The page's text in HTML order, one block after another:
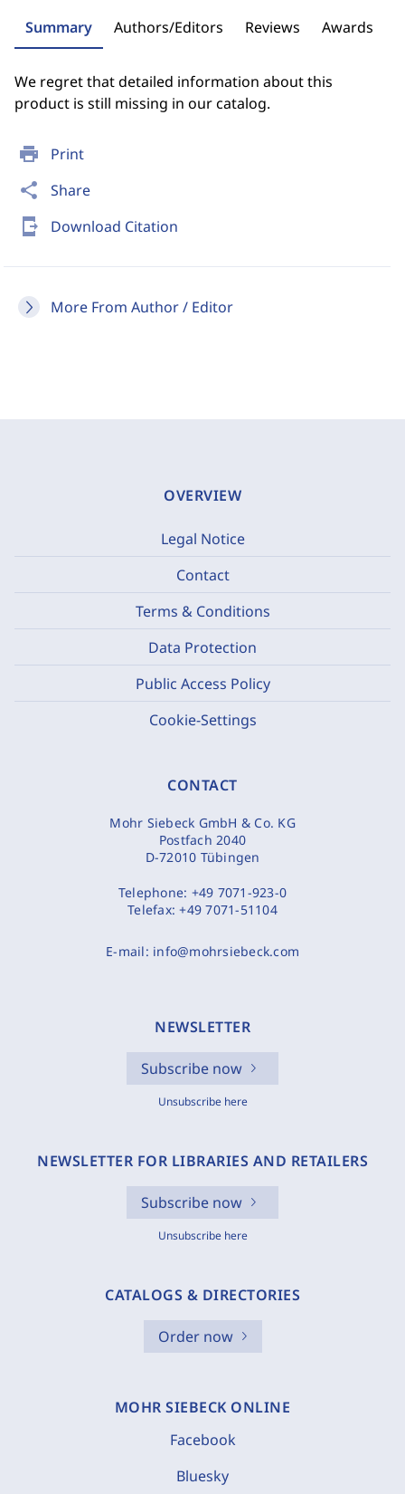
print Print
share Share
send_to_mobile Download Citation
More From Author / Editor
Summary Authors/Editors Reviews Awards
We regret that detailed information about this
product is still missing in our catalog.
OVERVIEW
Legal Notice
Contact
Terms & Conditions
Data Protection
Public Access Policy
Cookie-Settings
CONTACT
Mohr Siebeck GmbH & Co. KG
Postfach 2040
D-72010 Tübingen
Telephone: +49 7071-923-0
Telefax:+49 7071-51104
E-mail: info@mohrsiebeck.com
NEWSLETTER
Subscribe now
Unsubscribe here
NEWSLETTER FOR LIBRARIES AND RETAILERS
Subscribe now
Unsubscribe here
CATALOGS & DIRECTORIES
Order now
MOHR SIEBECK ONLINE
Facebook
Bluesky